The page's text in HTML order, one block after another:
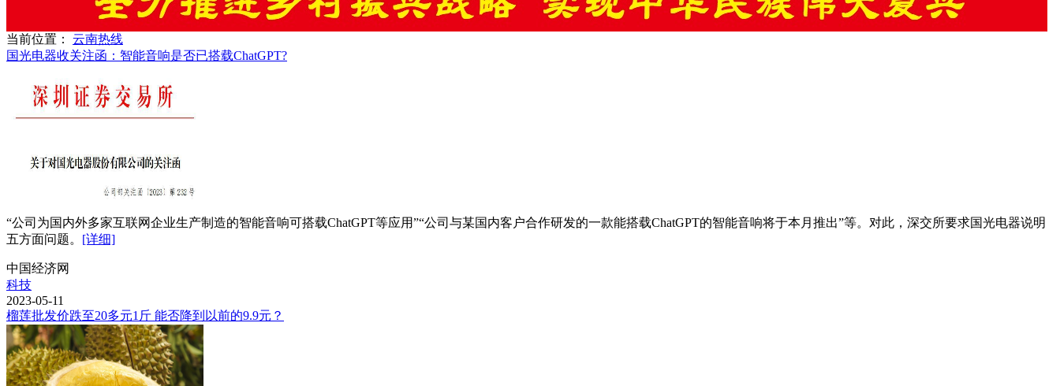
当前位置： 云南热线
国光电器收关注函：智能音响是否已搭载ChatGPT?
“公司为国内外多家互联网企业生产制造的智能音响可搭载ChatGPT等应用”“公司与某国内客户合作研发的一款能搭载ChatGPT的智能音响将于本月推出”等。对此，深交所要求国光电器说明
五方面问题。 [详细]
中国经济网
科技
2023-05-11
榴莲批发价跌至20多元1斤 能否降到以前的9.9元？